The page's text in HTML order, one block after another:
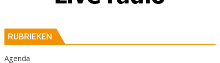
RUBRIEKEN
Agenda